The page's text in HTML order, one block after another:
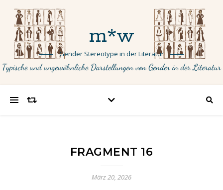
m*w
Gender Stereotype in der Literatur
FRAGMENT 16
März 20, 2026